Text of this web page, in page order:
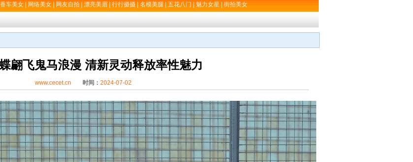
香车美女 网络美女 网友自拍 漂亮美眉 行行摄摄 名模美腿 五花八门 魅力女星 街拍美女
翩飞鬼马浪漫 清新灵动释放率性魅力
www.cecet.cn 时间： 2024-07-02